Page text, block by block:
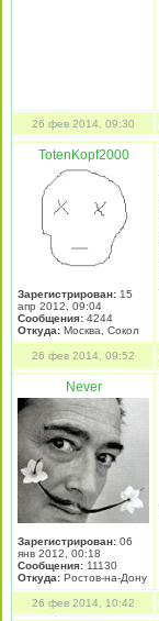
26 фев 2014, 09:30
TotenKopf2000
Зарегистрирован: 15
апр 2012, 09:04
Сообщения: 4244
Откуда: Москва, Сокол
26 фев 2014, 09:52
Never
Зарегистрирован: 06
янв 2012, 00:18
Сообщения: 11130
Откуда: Ростов-на-Дону
26 фев 2014, 10:42